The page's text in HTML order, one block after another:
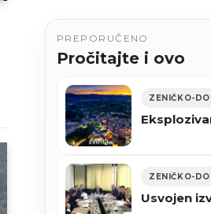
PREPORUČENO
Pročitajte i ovo
ZENIČKO-
ZENIČKO-
Usvojen